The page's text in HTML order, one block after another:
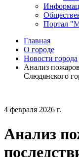
Портал
Главная
О городе
Новости города
Анализ
Слюдянского
4 февраля 2026 г.
Анализ